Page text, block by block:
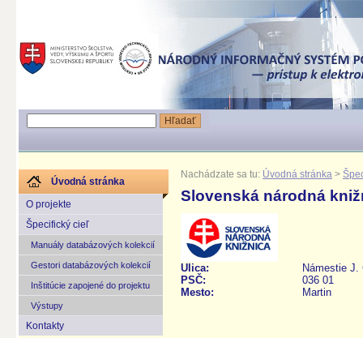
Úvodná stránka
O projekte
Špecifický cieľ
Manuály databázových kolekcií
Gestori databázových kolekcií
Inštitúcie zapojené do projektu
Výstupy
Kontakty
Nachádzate sa tu: Úvodná stránka >
Slovenská národná
Ulica:
Námestie J.
PSČ:
036 01
Mesto:
Martin